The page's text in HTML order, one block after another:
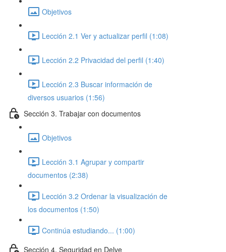
Objetivos
Lección 2.1 Ver y actualizar perfil (1:08)
Lección 2.2 Privacidad del perfil (1:40)
Lección 2.3 Buscar información de
diversos usuarios (1:56)
Sección 3. Trabajar con documentos
Objetivos
Lección 3.1 Agrupar y compartir
documentos (2:38)
Lección 3.2 Ordenar la visualización de
los documentos (1:50)
Continúa estudiando... (1:00)
Sección 4. Seguridad en Delve